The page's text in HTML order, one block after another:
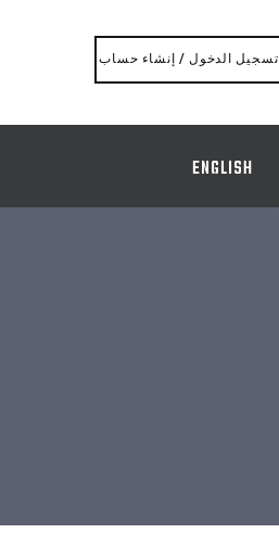
تسجيل الدخول / إنشاء حساب
ENGLISH